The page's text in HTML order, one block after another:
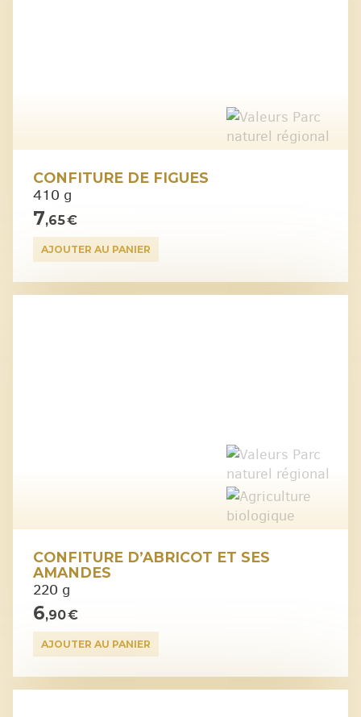
CONFITURE DE FIGUES
410 g
7,65 €
AJOUTER AU PANIER
CONFITURE D’ABRICOT ET SES
AMANDES
220 g
6,90 €
AJOUTER AU PANIER